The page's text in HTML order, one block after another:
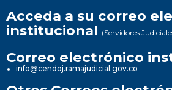
Acceda a su correo
institucional (Servidores
Correo electrónico
info@cendoj.ramajudicial.gov.co